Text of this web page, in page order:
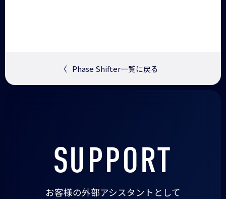
〈 Phase Shifter一覧に戻る
SUPPORT
お客様の外部アシスタントとして